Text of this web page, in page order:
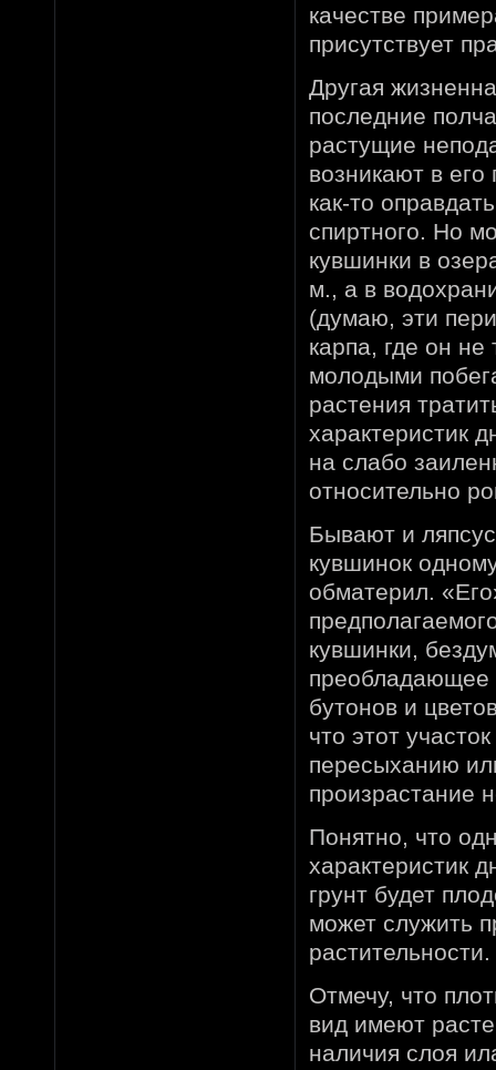
качестве
присутствует
Другая
последние
растущие
возникают в
как-то
спиртного. Но
кувшинки в
м., а в
(думаю, эти
карпа, где он не
молодыми
растения
характеристик
на слабо
относительно
Бывают и
кувшинок
обматерил.
кувшинки,
преобладающее
бутонов и
что этот
пересыханию
произрастание
Понятно, что
характеристик
грунт будет
может служить
растительности.
Отмечу, что
вид имеют
наличия слоя